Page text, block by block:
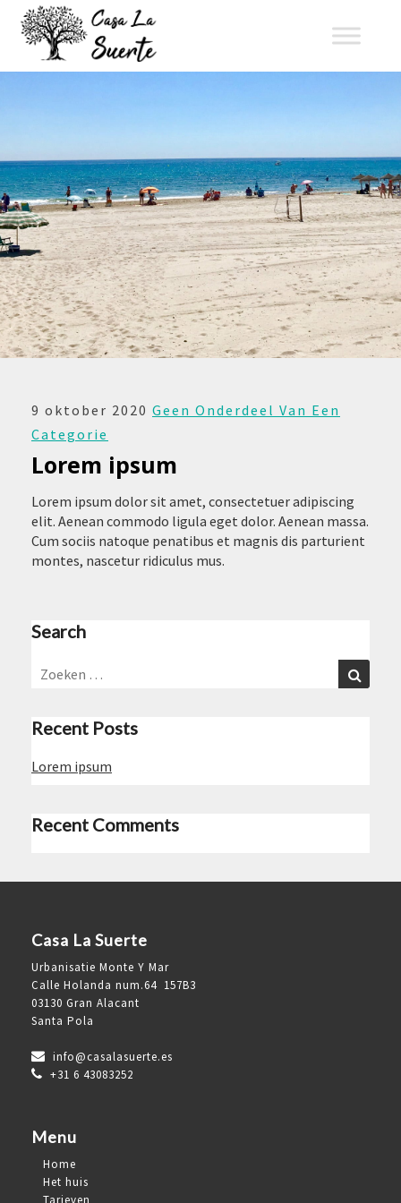
LOREM
IPSUM
9 oktober 2020 Geen Onderdeel Van Een
Categorie
Lorem ipsum
Lorem ipsum dolor sit amet, consectetuer adipiscing
elit. Aenean commodo ligula eget dolor. Aenean massa.
Cum sociis natoque penatibus et magnis dis parturient
montes, nascetur ridiculus mus.
Search
Zoeken
Recent Posts
Lorem ipsum
Recent Comments
Casa La Suerte
Urbanisatie Monte Y Mar
Calle Holanda num.64 157B3
03130 Gran Alacant
Santa Pola
info@casalasuerte.es
+31 6 43083252
Menu
Home
Het huis
Tarieven